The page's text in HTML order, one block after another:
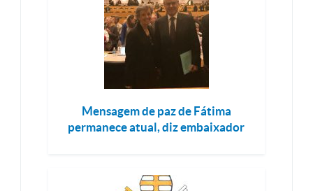
Mensagem de paz de Fátima
permanece atual, diz embaixador